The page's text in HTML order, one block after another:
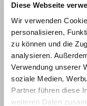
Diese Webseite
Wir verwenden
personalisieren,
zu können und die
analysieren.
Verwendung unserer
soziale Medien,
Partner führen diese
weiteren Daten
Signatur: RW
Titel:
Datum: 1989